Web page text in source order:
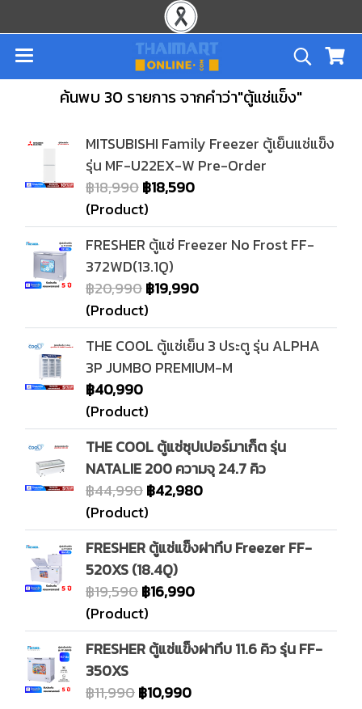
ค้นพบ 30 รายการ จากคำว่า"ตู้แช่แข็ง"
MITSUBISHI Family Freezer ตู้เย็นแช่แข็ง
รุ่น MF-U22EX-W Pre-Order
฿18,990฿18,590
(Product)
FRESHER ตู้แช่ Freezer No Frost FF-
372WD(13.1Q)
฿20,990฿19,990
(Product)
THE COOL ตู้แช่เย็น 3 ประตู รุ่น ALPHA
3P JUMBO PREMIUM-M
฿40,990
(Product)
THE COOL ตู้แช่ซุปเปอร์มาเก็ต รุ่น
NATALIE 200 ความจุ 24.7 คิว
฿44,990฿42,980
(Product)
FRESHER ตู้แช่แข็งฝาทึบ Freezer FF-
520XS (18.4Q)
฿19,590฿16,990
(Product)
FRESHER ตู้แช่แข็งฝาทึบ 11.6 คิว รุ่น FF-
350XS
฿11,990฿10,990